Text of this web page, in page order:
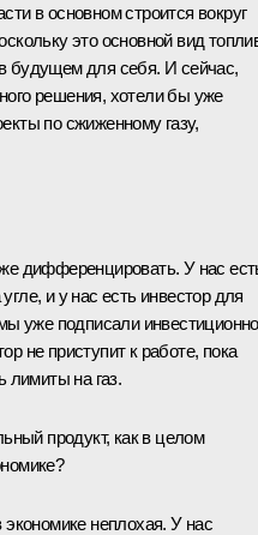
в основном строится вокруг
это основной вид
будущем для себя. И сейчас,
решения, хотели бы уже
по сжиженному газу,
дифференцировать. У нас
и у нас есть инвестор для
уже подписали
не приступит к работе, пока
лимиты на газ.
продукт, как в целом
неплохая. У нас